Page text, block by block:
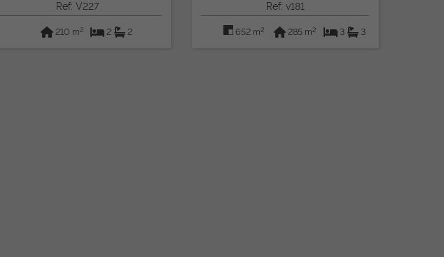
Ref: V227
210 m2 2 2
Ref: v181
652 m2 285 m2 3 3